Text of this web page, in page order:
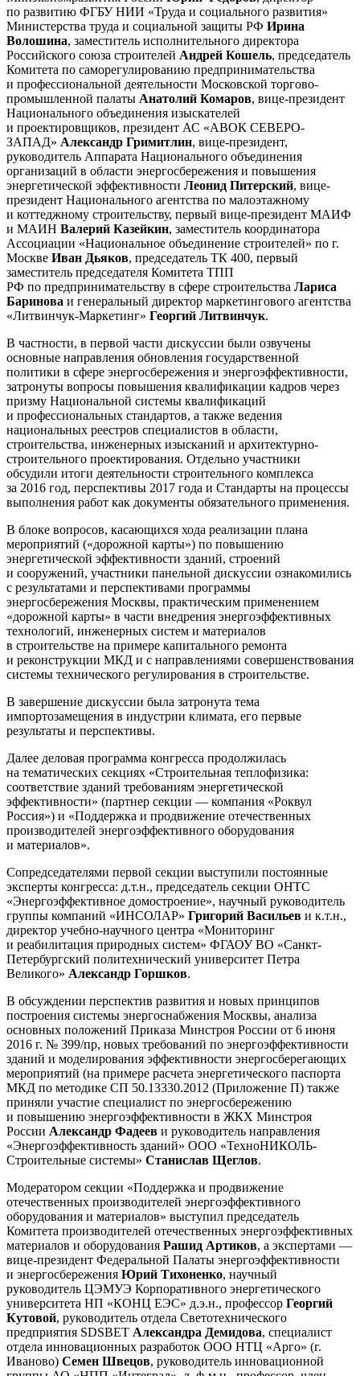
по развитию ФГБУ НИИ «Труда и социального развития»
Министерства труда и социальной защиты РФ Ирина
Волошина, заместитель исполнительного директора
Российского союза строителей Андрей Кошель, председатель
Комитета по саморегулированию предпринимательства
и профессиональной деятельности Московской торгово-
промышленной палаты Анатолий Комаров, вице-президент
Национального объединения изыскателей
и проектировщиков, президент АС «АВОК СЕВЕРО-
ЗАПАД» Александр Гримитлин, вице-президент,
руководитель Аппарата Национального объединения
организаций в области энергосбережения и повышения
энергетической эффективности Леонид Питерский, вице-
президент Национального агентства по малоэтажному
и коттеджному строительству, первый вице-президент МАИФ
и МАИН Валерий Казейкин, заместитель координатора
Ассоциации «Национальное объединение строителей» по г.
Москве Иван Дьяков, председатель ТК 400, первый
заместитель председателя Комитета ТПП
РФ по предпринимательству в сфере строительства Лариса
Баринова и генеральный директор маркетингового агентства
«Литвинчук-Маркетинг» Георгий Литвинчук.
В частности, в первой части дискуссии были озвучены
основные направления обновления государственной
политики в сфере энергосбережения и энергоэффективности,
затронуты вопросы повышения квалификации кадров через
призму Национальной системы квалификаций
и профессиональных стандартов, а также ведения
национальных реестров специалистов в области,
строительства, инженерных изысканий и архитектурно-
строительного проектирования. Отдельно участники
обсудили итоги деятельности строительного комплекса
за 2016 год, перспективы 2017 года и Стандарты на процессы
выполнения работ как документы обязательного применения.
В блоке вопросов, касающихся хода реализации плана
мероприятий («дорожной карты») по повышению
энергетической эффективности зданий, строений
и сооружений, участники панельной дискуссии ознакомились
с результатами и перспективами программы
энергосбережения Москвы, практическим применением
«дорожной карты» в части внедрения энергоэффективных
технологий, инженерных систем и материалов
в строительстве на примере капитального ремонта
и реконструкции МКД и с направлениями совершенствования
системы технического регулирования в строительстве.
В завершение дискуссии была затронута тема
импортозамещения в индустрии климата, его первые
результаты и перспективы.
Далее деловая программа конгресса продолжилась
на тематических секциях «Строительная теплофизика:
соответствие зданий требованиям энергетической
эффективности» (партнер секции — компания «Роквул
Россия») и «Поддержка и продвижение отечественных
производителей энергоэффективного оборудования
и материалов».
Сопредседателями первой секции выступили постоянные
эксперты конгресса: д.т.н., председатель секции ОНТС
«Энергоэффективное домостроение», научный руководитель
группы компаний «ИНСОЛАР» Григорий Васильев и к.т.н.,
директор учебно-научного центра «Мониторинг
и реабилитация природных систем» ФГАОУ ВО «Санкт-
Петербургский политехнический университет Петра
Великого» Александр Горшков.
В обсуждении перспектив развития и новых принципов
построения системы энергоснабжения Москвы, анализа
основных положений Приказа Минстроя России от 6 июня
2016 г. № 399/пр, новых требований по энергоэффективности
зданий и моделирования эффективности энергосберегающих
мероприятий (на примере расчета энергетического паспорта
МКД по методике СП 50.13330.2012 (Приложение П) также
приняли участие специалист по энергосбережению
и повышению энергоэффективности в ЖКХ Минстроя
России Александр Фадеев и руководитель направления
«Энергоэффективность зданий» ООО «ТехноНИКОЛЬ-
Строительные системы» Станислав Щеглов.
Модератором секции «Поддержка и продвижение
отечественных производителей энергоэффективного
оборудования и материалов» выступил председатель
Комитета производителей отечественных энергоэффективных
материалов и оборудования Рашид Артиков, а экспертами —
вице-президент Федеральной Палаты энергоэффективности
и энергосбережения Юрий Тихоненко, научный
руководитель ЦЭМУЭ Корпоративного энергетического
университета НП «КОНЦ ЕЭС» д.э.н., профессор Георгий
Кутовой, руководитель отдела Светотехнического
предприятия SDSВЕТ Александра Демидова, специалист
отдела инновационных разработок ООО НТЦ «Арго» (г.
Иваново) Семен Швецов, руководитель инновационной